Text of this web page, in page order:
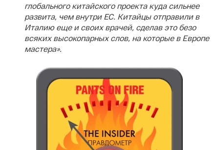
глобального китайского проекта куда сильнее
развита, чем внутри ЕС. Китайцы отправили в
Италию еще и своих врачей, сделав это безо
всяких высокопарных слов, на которые в Европе
мастера».